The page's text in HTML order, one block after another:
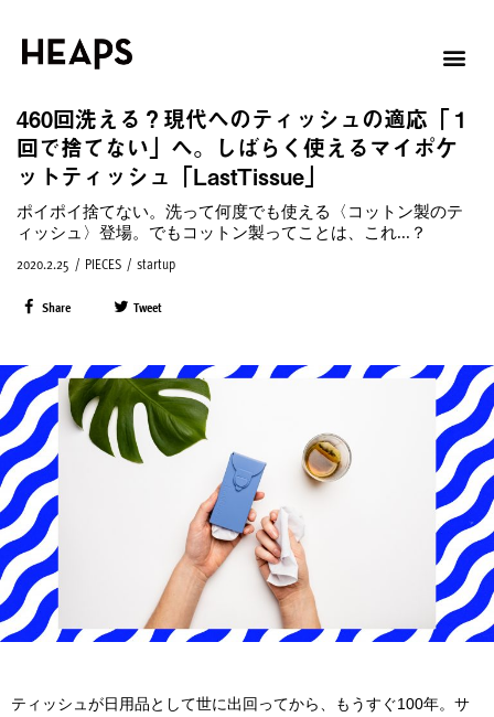
460回洗える？現代へのティッシュの適応「１
回で捨てない」へ。しばらく使えるマイポケ
ットティッシュ「LastTissue」
ポイポイ捨てない。洗って何度でも使える〈コットン製のテ
ィッシュ〉登場。でもコットン製ってことは、これ...？
2020.2.25 / PIECES / startup
Share Tweet
ティッシュが日用品として世に出回ってから、もうすぐ100年。サ